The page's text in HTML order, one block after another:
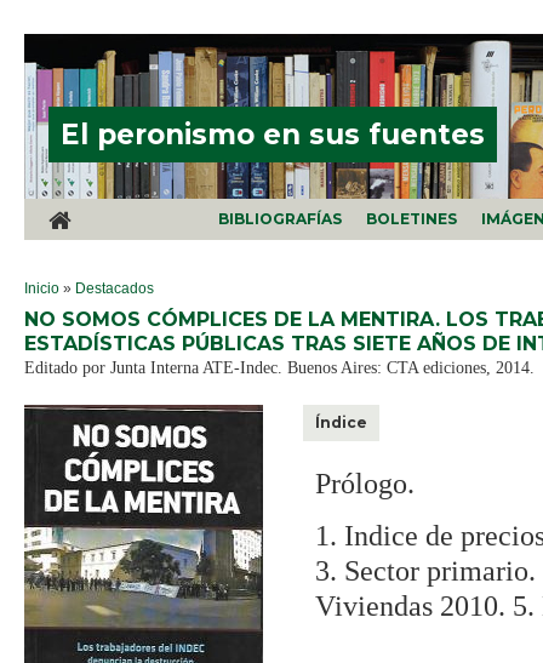
El peronismo en sus fuentes
BIBLIOGRAFÍAS BOLETINES
SE ENCUENTRA USTED AQUÍ
Inicio » Destacados
NO SOMOS CÓMPLICES DE LA MENTIRA. LOS
ESTADÍSTICAS PÚBLICAS TRAS SIETE AÑOS DE
Editado por Junta Interna ATE-Indec. Buenos Aires: CTA ediciones, 2014.
Índice
Prólogo.
1. Indice de
3. Sector
Viviendas 2010.